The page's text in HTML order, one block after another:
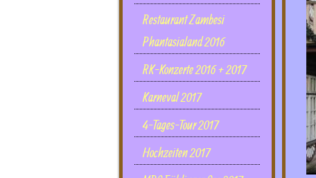
Restaurant Zambesi
Phantasialand 2016
RK-Konzerte 2016 + 2017
Karneval 2017
4-Tages-Tour 2017
Hochzeiten 2017